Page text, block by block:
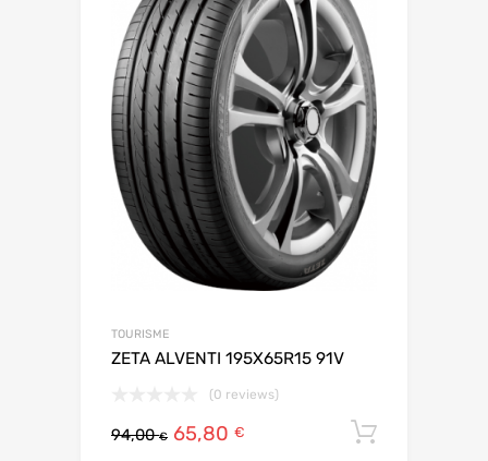
TOURISME
ZETA ALVENTI 195X65R15 91V
(0 reviews)
94,00€ 65,80 €